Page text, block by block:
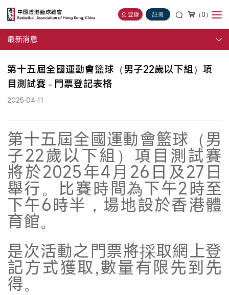
登錄 註冊 （0）
最新消息
第十五屆全國運動會籃球（男子22歲以下組）項
目測試賽 - 門票登記表格
2025-04-11
第十五屆全國運動會籃球（男
子22歲以下組）項目測試賽
將於2025年4月26日及27日
舉行。比賽時間為下午2時至
下午6時半，場地設於香港體
育館。
是次活動之門票將採取網上登
記方式獲取,數量有限先到先
得。